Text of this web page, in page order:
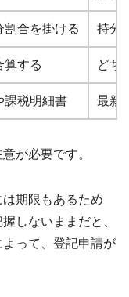
合を掛ける 持分
算する どち
課税明細書 最新
が必要です。
期限もあるため
しないままだと、
って、登記申請が